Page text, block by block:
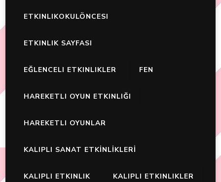
ETKINLIKOKULÖNCESI
ETKINLIK SAYFASI
EĞLENCELI ETKINLIKLER FEN
HAREKETLI OYUN ETKINLIĞI
HAREKETLI OYUNLAR
KALIPLI SANAT ETKİNLİKLERİ
KALIPLI ETKINLIK KALIPLI ETKINLIKLER